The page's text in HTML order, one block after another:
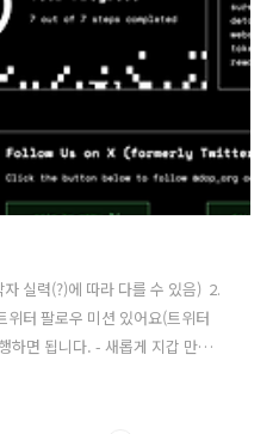
와 같이 본인 주소 연결된다.
실력(?)에 따라 다를 수 있음) ​ 2.
터 팔로우 미션 있어요(트위터
면 됩니다. - 새롭게 지갑 만드는
다.(향후 에어드랍 계정임) ​ 5. 에